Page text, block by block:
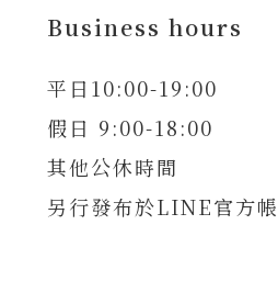
Business hours
平日10:00-19:00
假日 9:00-18:00
其他公休時間
另行發布於LINE官方